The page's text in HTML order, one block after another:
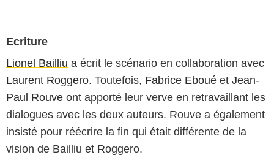
Ecriture
Lionel Bailliu a écrit le scénario en collaboration avec
Laurent Roggero. Toutefois, Fabrice Eboué et Jean-
Paul Rouve ont apporté leur verve en retravaillant les
dialogues avec les deux auteurs. Rouve a également
insisté pour réécrire la fin qui était différente de la
vision de Bailliu et Roggero.